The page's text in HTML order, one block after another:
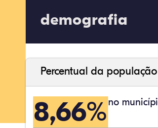
demografia
Percentual da
8,66% no